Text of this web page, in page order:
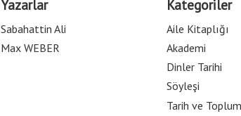
Yazarlar
Sabahattin Ali
Max WEBER
Kategoriler
Aile Kitaplığı
Akademi
Dinler Tarihi
Söyleşi
Tarih ve Toplum